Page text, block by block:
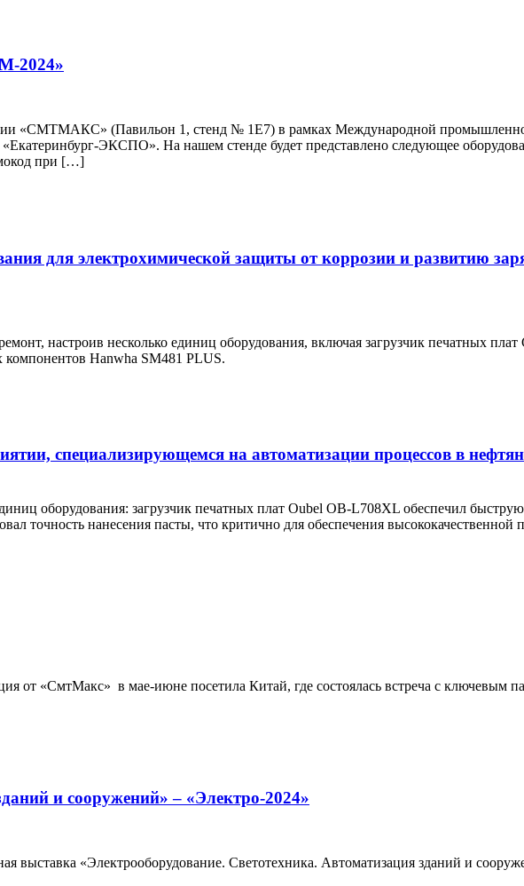
2024»
«СМТМАКС» (Павильон 1, стенд № 1Е7) в рамках Международной
ЭКСПО». На нашем стенде будет представлено следующее
при […]
для электрохимической защиты от коррозии и развитию
настроив несколько единиц оборудования, включая загрузчик печатных
Hanwha SM481 PLUS.
специализирующемся на автоматизации процессов в
оборудования: загрузчик печатных плат Oubel OB-L708XL обеспечил
точность нанесения пасты, что критично для обеспечения высококачественной
от «СмтМакс» в мае-июне посетила Китай, где состоялась встреча с ключевым
и сооружений» – «Электро-2024»
выставка «Электрооборудование. Светотехника. Автоматизация зданий и